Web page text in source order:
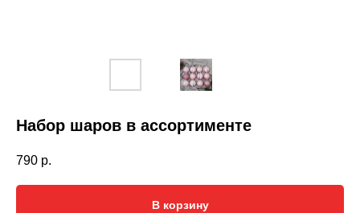
Набор шаров в ассортименте
790 р.
В корзину